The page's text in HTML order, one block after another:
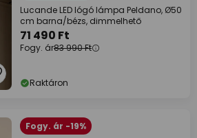
Lucande LED lógó lámpa Peldano, Ø50
cm barna/bézs, dimmelhető
71 490 Ft
Fogy. ár83 990 Ft
Raktáron
Fogy. ár -19%